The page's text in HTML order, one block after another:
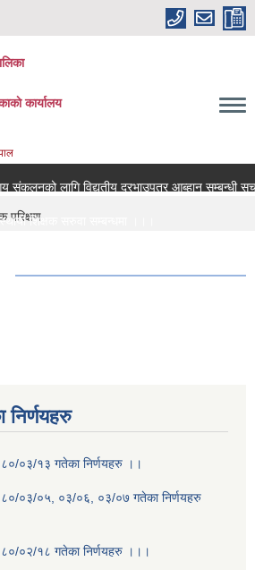
कार्यालय
लागि विद्युतीय दरभाउपत्र आब्हान सम्बन्धी
शिक्षक सरुवा सम्बन्धमा ।।।
परिक्षण
निर्णयहरु
०३/१३ गतेका निर्णयहरु ।।
०३/०५, ०३/०६, ०३/०७ गतेका निर्णयहरु
०२/१८ गतेका निर्णयहरु ।।।